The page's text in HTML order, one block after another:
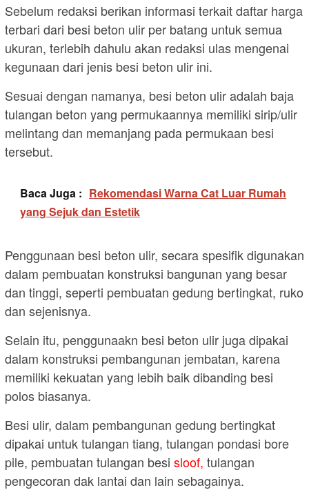
Sebelum redaksi berikan informasi terkait daftar harga
terbari dari besi beton ulir per batang untuk semua
ukuran, terlebih dahulu akan redaksi ulas mengenai
kegunaan dari jenis besi beton ulir ini.
Sesuai dengan namanya, besi beton ulir adalah baja
tulangan beton yang permukaannya memiliki sirip/ulir
melintang dan memanjang pada permukaan besi
tersebut.
Baca Juga : Rekomendasi Warna Cat Luar Rumah
yang Sejuk dan Estetik
Penggunaan besi beton ulir, secara spesifik digunakan
dalam pembuatan konstruksi bangunan yang besar
dan tinggi, seperti pembuatan gedung bertingkat, ruko
dan sejenisnya.
Selain itu, penggunaakn besi beton ulir juga dipakai
dalam konstruksi pembangunan jembatan, karena
memiliki kekuatan yang lebih baik dibanding besi
polos biasanya.
Besi ulir, dalam pembangunan gedung bertingkat
dipakai untuk tulangan tiang, tulangan pondasi bore
pile, pembuatan tulangan besi sloof, tulangan
pengecoran dak lantai dan lain sebagainya.